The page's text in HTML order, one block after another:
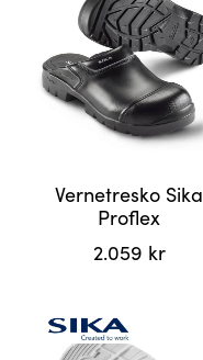
Vernetresko Sika
Proflex
2.059 kr
produktet